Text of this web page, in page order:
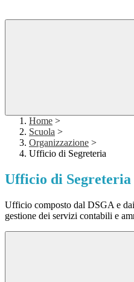
Home >
Scuola >
Organizzazione >
Ufficio di Segreteria
Ufficio di Segreteria
Ufficio composto dal DSGA e
gestione dei servizi contabili e